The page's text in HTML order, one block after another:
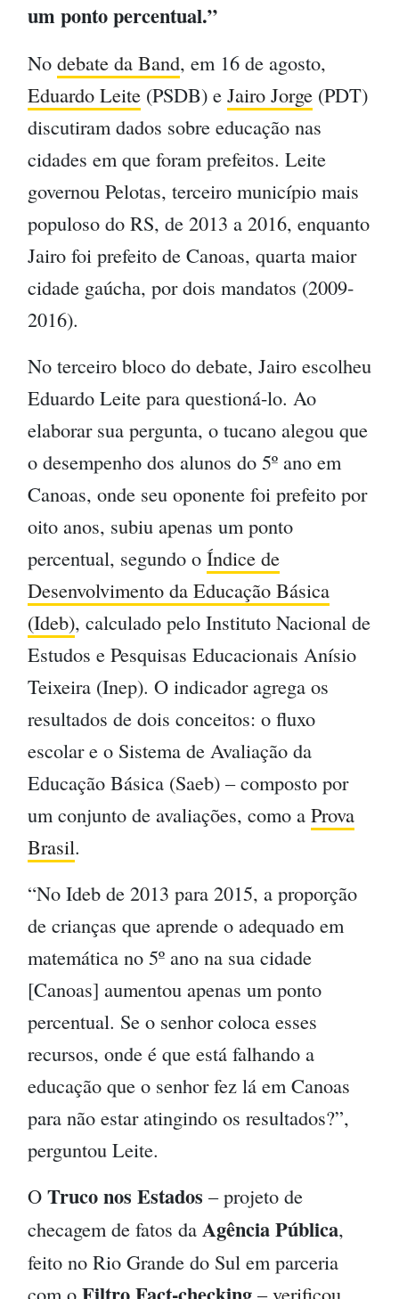
um ponto percentual.”
No debate da Band, em 16 de agosto,
Eduardo Leite (PSDB) e Jairo Jorge (PDT)
discutiram dados sobre educação nas
cidades em que foram prefeitos. Leite
governou Pelotas, terceiro município mais
populoso do RS, de 2013 a 2016, enquanto
Jairo foi prefeito de Canoas, quarta maior
cidade gaúcha, por dois mandatos (2009-
2016).
No terceiro bloco do debate, Jairo escolheu
Eduardo Leite para questioná-lo. Ao
elaborar sua pergunta, o tucano alegou que
o desempenho dos alunos do 5º ano em
Canoas, onde seu oponente foi prefeito por
oito anos, subiu apenas um ponto
percentual, segundo o Índice de
Desenvolvimento da Educação Básica
(Ideb), calculado pelo Instituto Nacional de
Estudos e Pesquisas Educacionais Anísio
Teixeira (Inep). O indicador agrega os
resultados de dois conceitos: o fluxo
escolar e o Sistema de Avaliação da
Educação Básica (Saeb) – composto por
um conjunto de avaliações, como a Prova
Brasil.
“No Ideb de 2013 para 2015, a proporção
de crianças que aprende o adequado em
matemática no 5º ano na sua cidade
[Canoas] aumentou apenas um ponto
percentual. Se o senhor coloca esses
recursos, onde é que está falhando a
educação que o senhor fez lá em Canoas
para não estar atingindo os resultados?”,
perguntou Leite.
O Truco nos Estados – projeto de
checagem de fatos da Agência Pública,
feito no Rio Grande do Sul em parceria